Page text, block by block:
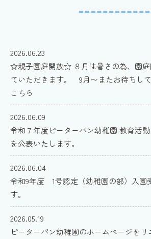
2026.06.23
☆親子園庭開放☆ ８月は暑さの為、園
ていただきます。 9月〜またお待ちし
こちら
2026.06.09
令和７年度ピーターパン幼稚園 教育活
を公表いたします。
2026.06.04
令和9年度 1号認定（幼稚園の部）入園
す。
2026.05.19
ピーターパン幼稚園のホームページをリ